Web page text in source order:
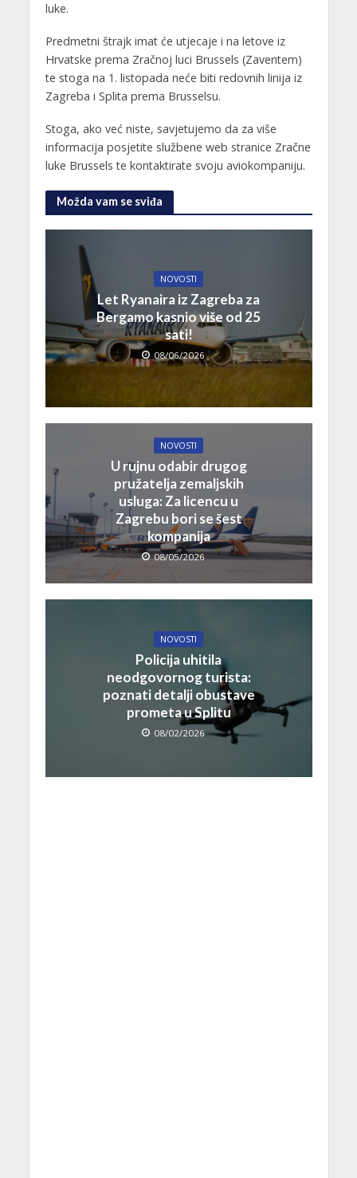
luke.
Predmetni štrajk imat će utjecaje i na letove iz
Hrvatske prema Zračnoj luci Brussels (Zaventem)
te stoga na 1. listopada neće biti redovnih linija iz
Zagreba i Splita prema Brusselsu.
Stoga, ako već niste, savjetujemo da za više
informacija posjetite službene web stranice Zračne
luke Brussels te kontaktirate svoju aviokompaniju.
Možda vam se sviđa
NOVOSTI
Let Ryanaira iz Zagreba za
Bergamo kasnio više od 25
sati!
08/06/2026
NOVOSTI
U rujnu odabir drugog
pružatelja zemaljskih
usluga: Za licencu u
Zagrebu bori se šest
kompanija
08/05/2026
NOVOSTI
Policija uhitila
neodgovornog turista:
poznati detalji obustave
prometa u Splitu
08/02/2026